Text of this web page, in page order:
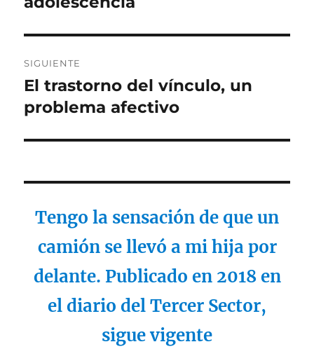
SIGUIENTE
Entrada
siguiente:
El trastorno del vínculo, un
problema afectivo
Tengo la sensación de que un
camión se llevó a mi hija por
delante. Publicado en 2018 en
el diario del Tercer Sector,
sigue vigente